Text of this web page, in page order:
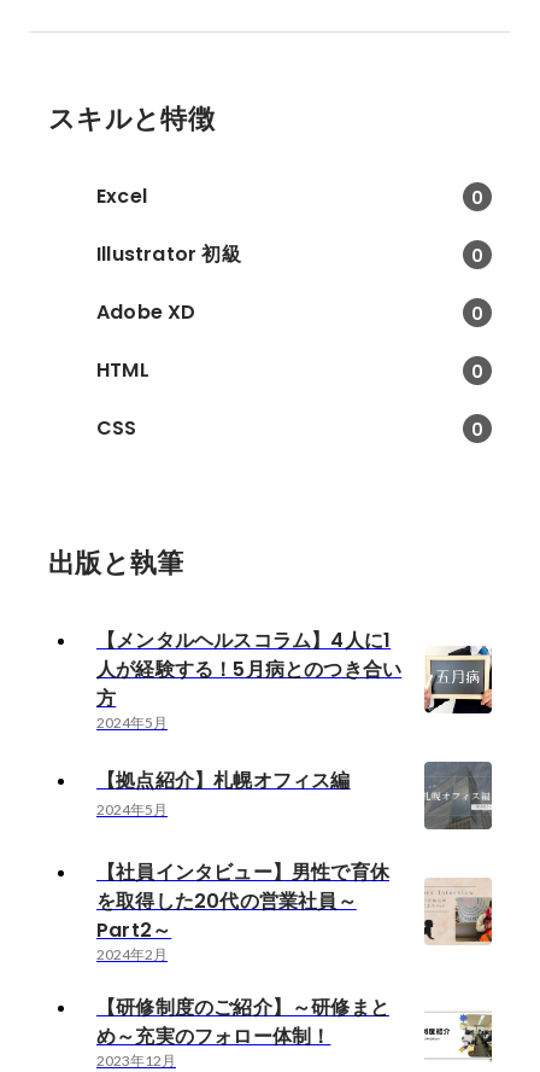
スキルと特徴
Excel 0
Illustrator 初級 0
Adobe XD 0
HTML 0
CSS 0
出版と執筆
【メンタルヘルスコラム】4人に1
人が経験する！5月病とのつき合い
方
2024年5月
【拠点紹介】札幌オフィス編
2024年5月
【社員インタビュー】男性で育休
を取得した20代の営業社員～
Part2～
2024年2月
【研修制度のご紹介】～研修まと
め～充実のフォロー体制！
2023年12月